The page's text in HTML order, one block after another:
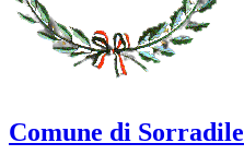
Comune di Sorradile